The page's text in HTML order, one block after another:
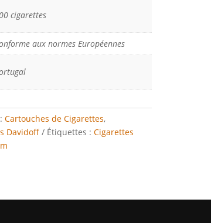
cigarettes
aux normes Européennes
Cartouches de Cigarettes,
Davidoff
Étiquettes : Cigarettes